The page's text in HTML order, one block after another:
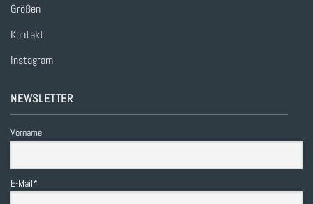
Größen
Kontakt
Instagram
NEWSLETTER
Vorname
E-Mail*